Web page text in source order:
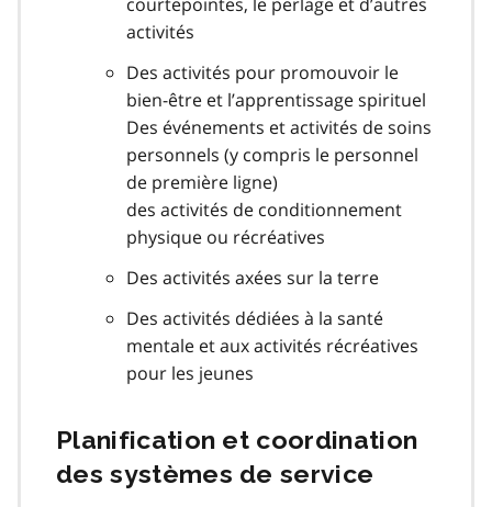
activités
Des activités pour promouvoir le
bien-être et l’apprentissage spirituel
Des événements et activités de soins
personnels (y compris le personnel
de première ligne)
des activités de conditionnement
physique ou récréatives
Des activités axées sur la terre
Des activités dédiées à la santé
mentale et aux activités récréatives
pour les jeunes
Planification et coordination
des systèmes de service